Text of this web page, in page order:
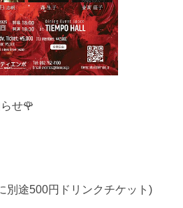
せ🌹
別途500円ドリンクチケット)